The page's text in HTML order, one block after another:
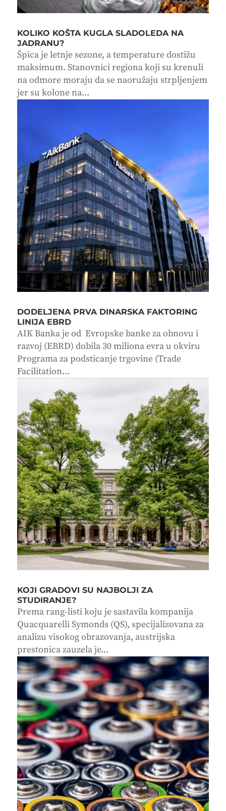
KOLIKO KOŠTA KUGLA SLADOLEDA NA
JADRANU?
Špica je letnje sezone, a temperature dostižu
maksimum. Stanovnici regiona koji su krenuli
na odmore moraju da se naoružaju strpljenjem
jer su kolone na...
DODELJENA PRVA DINARSKA FAKTORING
LINIJA EBRD
AIK Banka je od Evropske banke za obnovu i
razvoj (EBRD) dobila 30 miliona evra u okviru
Programa za podsticanje trgovine (Trade
Facilitation...
KOJI GRADOVI SU NAJBOLJI ZA
STUDIRANJE?
Prema rang-listi koju je sastavila kompanija
Quacquarelli Symonds (QS), specijalizovana za
analizu visokog obrazovanja, austrijska
prestonica zauzela je...